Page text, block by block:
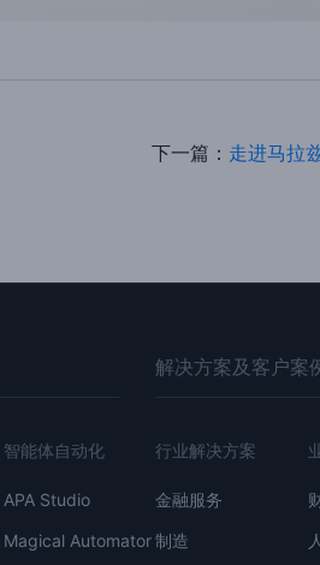
下一篇： 走进马拉
智能体自动化
APA Studio
Magical Automator
解决方案及客户案
行业解决方案
金融服务
制造